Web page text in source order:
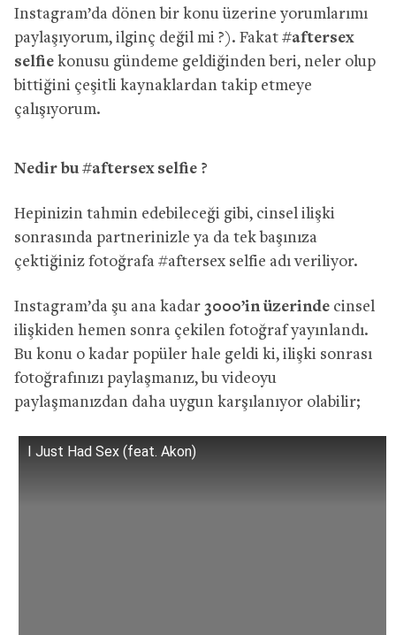
Instagram’da dönen bir konu üzerine yorumlarımı
paylaşıyorum, ilginç değil mi ?). Fakat #aftersex
selfie konusu gündeme geldiğinden beri, neler olup
bittiğini çeşitli kaynaklardan takip etmeye
çalışıyorum.
Nedir bu #aftersex selfie ?
Hepinizin tahmin edebileceği gibi, cinsel ilişki
sonrasında partnerinizle ya da tek başınıza
çektiğiniz fotoğrafa #aftersex selfie adı veriliyor.
Instagram’da şu ana kadar 3000’in üzerinde cinsel
ilişkiden hemen sonra çekilen fotoğraf yayınlandı.
Bu konu o kadar popüler hale geldi ki, ilişki sonrası
fotoğrafınızı paylaşmanız, bu videoyu
paylaşmanızdan daha uygun karşılanıyor olabilir;
I Just Had Sex (feat. Akon)